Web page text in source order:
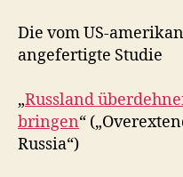
Die vom US-
angefertigte Studie
„Russland
bringen“
Russia“)